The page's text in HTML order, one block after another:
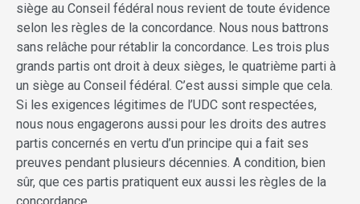
siège au Conseil fédéral nous revient de toute évidence
selon les règles de la concordance. Nous nous battrons
sans relâche pour rétablir la concordance. Les trois plus
grands partis ont droit à deux sièges, le quatrième parti à
un siège au Conseil fédéral. C’est aussi simple que cela.
Si les exigences légitimes de l’UDC sont respectées,
nous nous engagerons aussi pour les droits des autres
partis concernés en vertu d’un principe qui a fait ses
preuves pendant plusieurs décennies. A condition, bien
sûr, que ces partis pratiquent eux aussi les règles de la